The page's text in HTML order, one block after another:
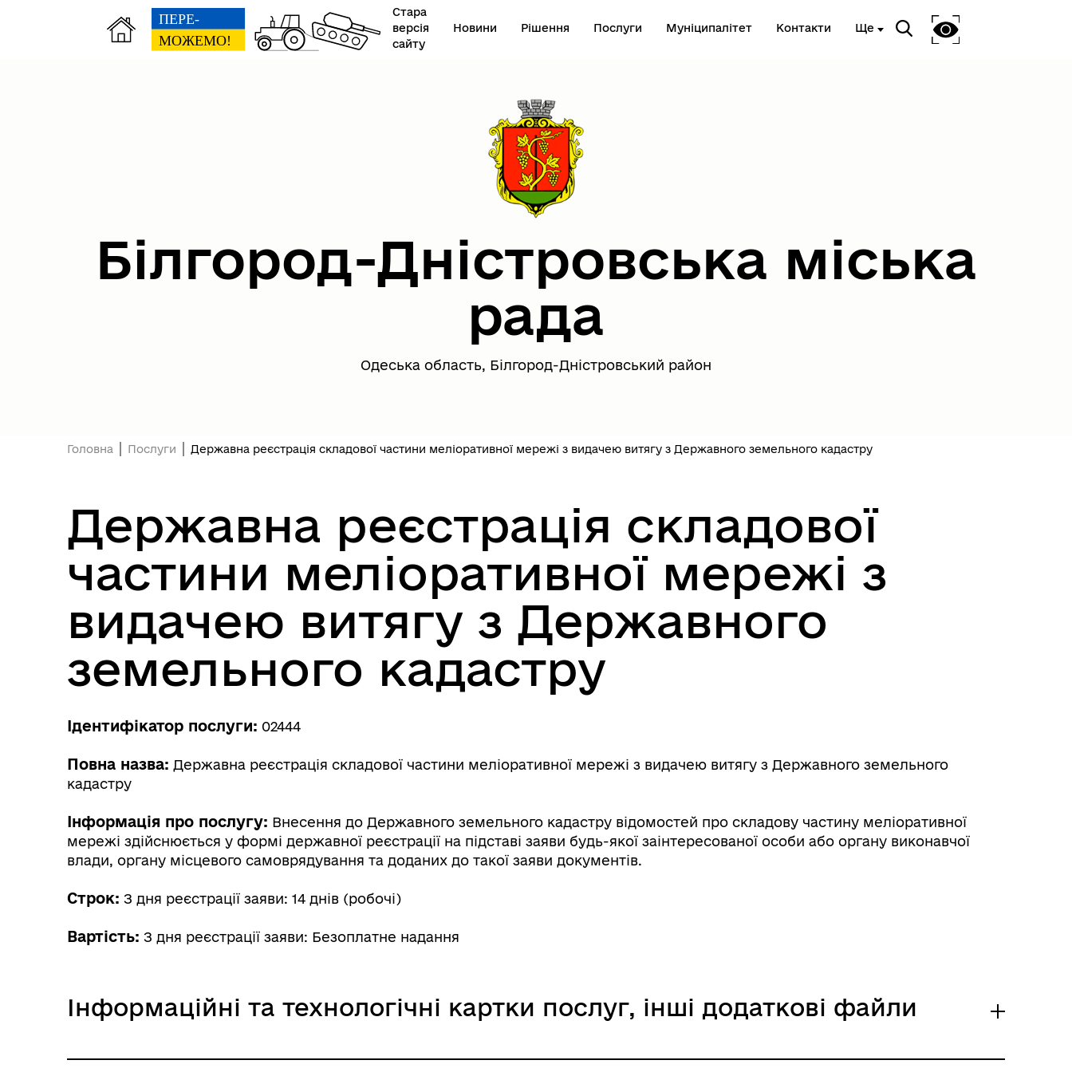
Стара
версія
сайту
Новини Рішення Послуги Муніципалітет Контакти Ще
Асоціація міст України Одеська обласна рада
Герої не вмирають
Верховна Рада України
Самоорганізація населення
Білгород-Дністровська міська
рада
Одеська область, Білгород-Дністровський район
Головна Послуги Державна реєстрація складової частини меліоративної мережі з видачею витягу з Державного земельного кадастру
Державна реєстрація складової
частини меліоративної мережі з
видачею витягу з Державного
земельного кадастру
Ідентифікатор послуги: 02444
Повна назва: Державна реєстрація складової частини меліоративної мережі з видачею витягу з Державного земельного
кадастру
Інформація про послугу: Внесення до Державного земельного кадастру відомостей про складову частину меліоративної
мережі здійснюється у формі державної реєстрації на підставі заяви будь-якої заінтересованої особи або органу виконавчої
влади, органу місцевого самоврядування та доданих до такої заяви документів.
Строк: З дня реєстрації заяви: 14 днів (робочі)
Вартість: З дня реєстрації заяви: Безоплатне надання
Інформаційні та технологічні картки послуг, інші додаткові файли